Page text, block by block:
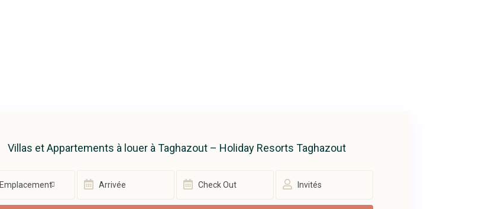
Villas et Appartements à louer à Taghazout – Holiday Resorts Taghazout
Emplacement Invités